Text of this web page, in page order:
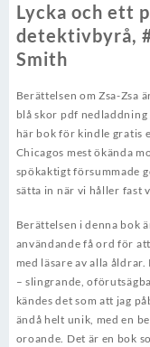
Lycka och ett
detektivbyrå,
Smith
Berättelsen om Zsa-Zsa
blå skor pdf nedladdning
här bok för kindle gratis
Chicagos mest ökända
spökaktigt försummade
sätta in när vi håller fast
Berättelsen i denna bok
användande få ord för
med läsare av alla
– slingrande,
kändes det som att jag
ändå helt unik, med en
oroande. Det är en bok